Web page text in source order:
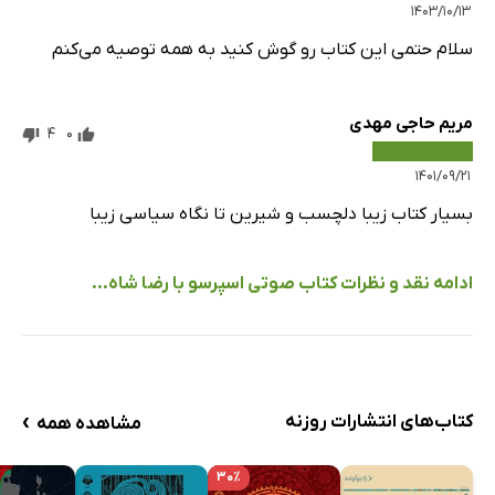
۱۴۰۳/۱۰/۱۳
سلام حتمی این کتاب رو گوش کنید به همه توصیه می‌کنم
مریم حاجی مهدی
۱۴۰۱/۰۹/۲۱
0
4
بسیار کتاب زیبا دلچسب و شیرین تا نگاه سیاسی زیبا
ادامه نقد و نظرات کتاب صوتی اسپرسو با رضا شاه...
کتاب‌های انتشارات روزنه مشاهده همه ›
۳۰٪